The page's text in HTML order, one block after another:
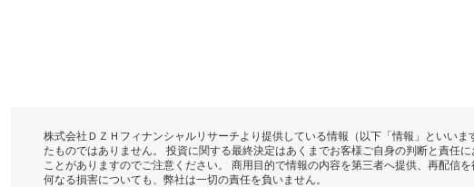
株式会社ＤＺＨフィナンシャルリサーチより提供している情報（以下「情報」といい
たものではありません。 投資に関する最終決定はあくまでお客様ご自身の判断と責任
ことがありますのでご注意ください。 商用目的で情報の内容を第三者へ提供、再配
何なる損害についても、弊社は一切の責任を負いません。